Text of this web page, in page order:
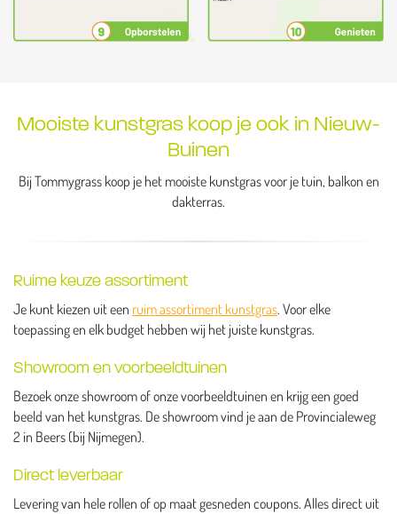
Mooiste kunstgras koop je ook in Nieuw-
Buinen
Bij Tommygrass koop je het mooiste kunstgras voor je tuin, balkon en
dakterras.
Ruime keuze assortiment
Je kunt kiezen uit een ruim assortiment kunstgras. Voor elke
toepassing en elk budget hebben wij het juiste kunstgras.
Showroom en voorbeeldtuinen
Bezoek onze showroom of onze voorbeeldtuinen en krijg een goed
beeld van het kunstgras. De showroom vind je aan de Provincialeweg
2 in Beers (bij Nijmegen).
Direct leverbaar
Levering van hele rollen of op maat gesneden coupons. Alles direct uit